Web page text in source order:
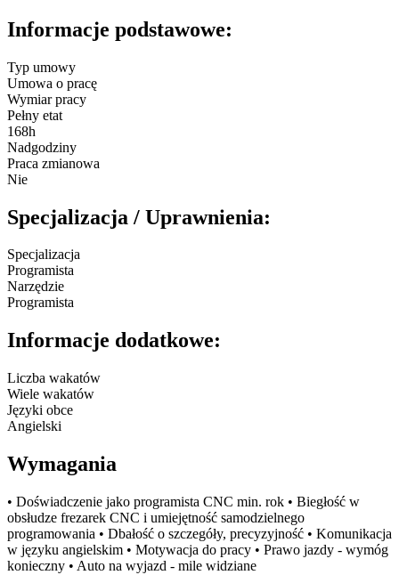
Informacje podstawowe:
Typ umowy
Umowa o pracę
Wymiar pracy
Pełny etat
168h
Nadgodziny
Praca zmianowa
Nie
Specjalizacja / Uprawnienia:
Specjalizacja
Programista
Narzędzie
Programista
Informacje dodatkowe:
Liczba wakatów
Wiele wakatów
Języki obce
Angielski
Wymagania
• Doświadczenie jako programista CNC min. rok • Biegłość w
obsłudze frezarek CNC i umiejętność samodzielnego
programowania • Dbałość o szczegóły, precyzyjność • Komunikacja
w języku angielskim • Motywacja do pracy • Prawo jazdy - wymóg
konieczny • Auto na wyjazd - mile widziane